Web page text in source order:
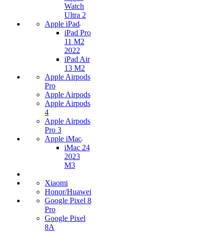
Watch
Ultra 2
Apple iPad
iPad Pro
11 M2
2022
iPad Air
13 M2
Apple Airpods
Pro
Apple Airpods
Apple Airpods
4
Apple Airpods
Pro 3
Apple iMac
iMac 24
2023
M3
Xiaomi
Honor/Huawei
Google Pixel 8
Pro
Google Pixel
8A